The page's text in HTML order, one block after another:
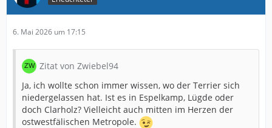
6. Mai 2026 um 17:15
Zitat von Zwiebel94
Ja, ich wollte schon immer wissen, wo der Terrier sich
niedergelassen hat. Ist es in Espelkamp, Lügde oder
doch Clarholz? Vielleicht auch mitten im Herzen der
ostwestfälischen Metropole.